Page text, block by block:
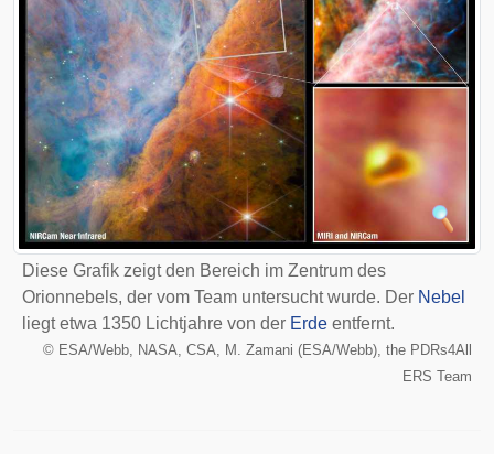
Diese Grafik zeigt den Bereich im Zentrum des
Orionnebels, der vom Team untersucht wurde. Der Nebel
liegt etwa 1350 Lichtjahre von der Erde entfernt.
© ESA/Webb, NASA, CSA, M. Zamani (ESA/Webb), the PDRs4All
ERS Team